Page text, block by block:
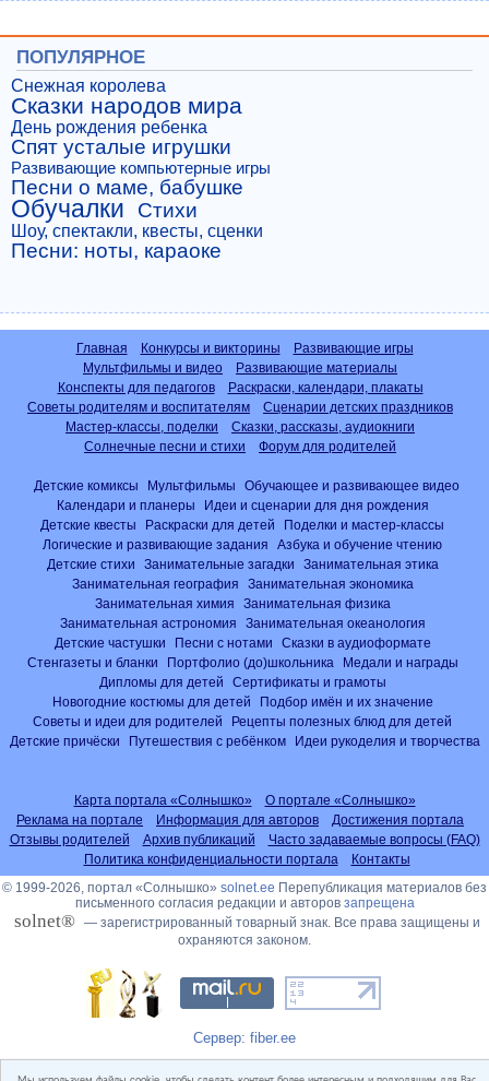
ПОПУЛЯРНОЕ
Снежная королева
Сказки народов мира
День рождения ребенка
Спят усталые игрушки
Развивающие компьютерные игры
Песни о маме, бабушке
Обучалки Стихи
Шоу, спектакли, квесты, сценки
Песни: ноты, караоке
Главная Конкурсы и викторины
Развивающие игры
Мультфильмы и видео
Развивающие материалы
Конспекты для педагогов
Раскраски, календари, плакаты
Советы родителям и воспитателям
Сценарии детских праздников
Мастер-классы, поделки
Сказки, рассказы, аудиокниги
Солнечные песни и стихи
Форум для родителей
Детские комиксы Мультфильмы
Обучающее и развивающее видео
Календари и планеры
Идеи и сценарии для дня рождения
Детские квесты
Раскраски для детей
Поделки и мастер-классы
Логические и развивающие задания
Азбука и обучение чтению
Детские стихи
Занимательные загадки
Занимательная этика
Занимательная география
Занимательная экономика
Занимательная химия
Занимательная физика
Занимательная астрономия
Занимательная океанология
Детские частушки
Песни с нотами
Сказки в аудиоформате
Стенгазеты и бланки
Портфолио (до)школьника
Медали и награды
Дипломы для детей
Сертификаты и грамоты
Новогодние костюмы для детей
Подбор имён и их значение
Советы и идеи для родителей
Рецепты полезных блюд для детей
Детские причёски
Путешествия с ребёнком Идеи рукоделия и творчества
Карта портала «Солнышко»
О портале «Солнышко»
Реклама на портале
Информация для авторов
Достижения портала
Отзывы родителей
Архив публикаций
Часто задаваемые вопросы (FAQ)
Политика конфиденциальности портала
Контакты
© 1999-2026, портал «Солнышко» solnet.ee Перепубликация материалов без
письменного согласия редакции и авторов запрещена
solnet® — зарегистрированный товарный знак. Все права защищены и
охраняются законом.
Сервер: fiber.ee